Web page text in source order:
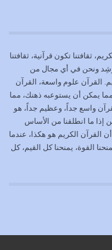
وَالْقَانِتِينَ
وهو بمثابة سبب بينهم
ثقافتنا تكون قرآنية، ثقافتنا
نُرْشِد ونحن في أي مجال من
القرآن علوم واسعة، القرآن
يمكن أن يستوعبه ذهنك، مما
واسع جداً، وعظيم جداً، هو
إذا ما انطلقنا من الأساس
القرآن الكريم هو هكذا، عندما
القوة، يمنحنا كل القيم، كل
بثقافة القرآن الكريم